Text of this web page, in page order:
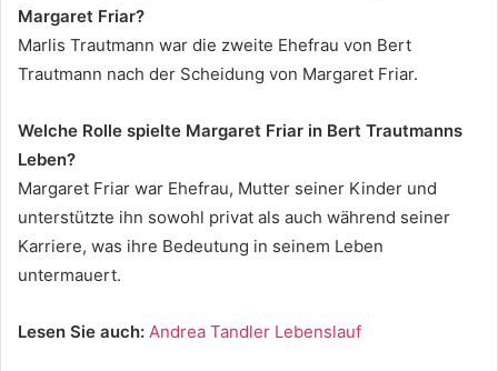
Margaret Friar?
Marlis Trautmann war die zweite Ehefrau von Bert
Trautmann nach der Scheidung von Margaret Friar.
Welche Rolle spielte Margaret Friar in Bert Trautmanns
Leben?
Margaret Friar war Ehefrau, Mutter seiner Kinder und
unterstützte ihn sowohl privat als auch während seiner
Karriere, was ihre Bedeutung in seinem Leben
untermauert.
Lesen Sie auch: Andrea Tandler Lebenslauf